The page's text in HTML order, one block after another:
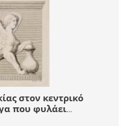
στον κεντρικό
που φυλάει